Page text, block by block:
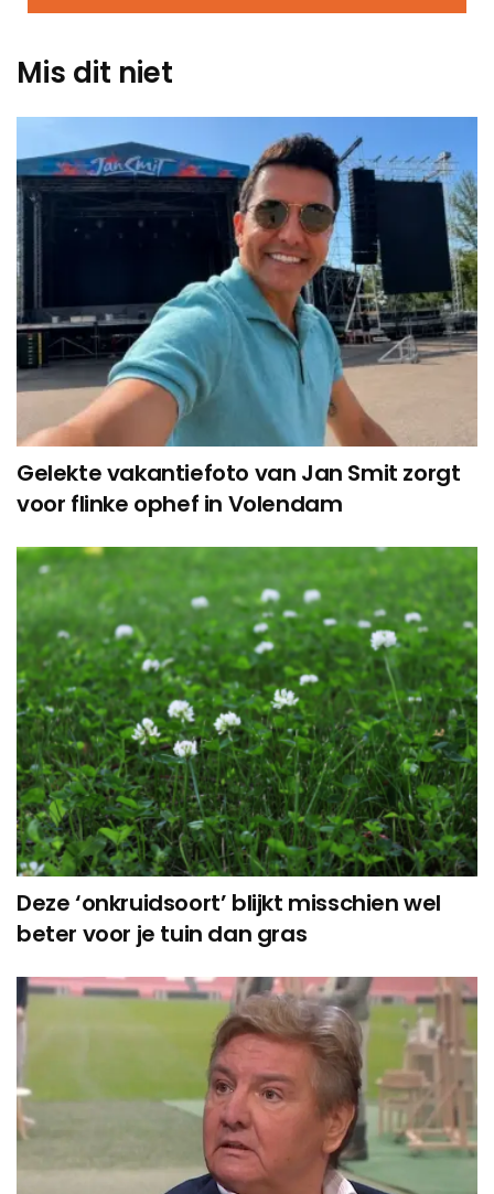
Mis dit niet
Gelekte vakantiefoto van Jan Smit zorgt
voor flinke ophef in Volendam
Deze ‘onkruidsoort’ blijkt misschien wel
beter voor je tuin dan gras